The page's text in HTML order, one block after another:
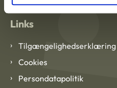
Links
Tilgængelighedserklæring
Cookies
Persondatapolitik